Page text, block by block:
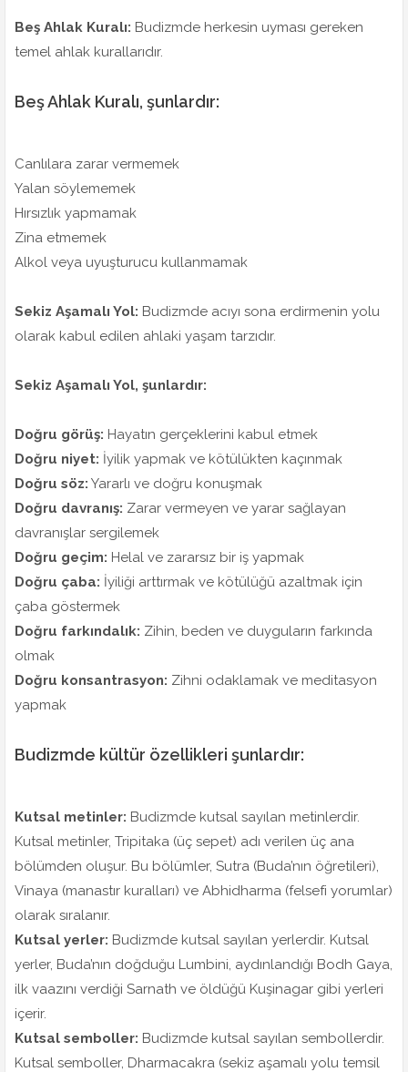
Beş Ahlak Kuralı: Budizmde herkesin uyması gereken
temel ahlak kurallarıdır.
Beş Ahlak Kuralı, şunlardır:
Canlılara zarar vermemek
Yalan söylememek
Hırsızlık yapmamak
Zina etmemek
Alkol veya uyuşturucu kullanmamak
Sekiz Aşamalı Yol: Budizmde acıyı sona erdirmenin yolu
olarak kabul edilen ahlaki yaşam tarzıdır.
Sekiz Aşamalı Yol, şunlardır:
Doğru görüş: Hayatın gerçeklerini kabul etmek
Doğru niyet: İyilik yapmak ve kötülükten kaçınmak
Doğru söz: Yararlı ve doğru konuşmak
Doğru davranış: Zarar vermeyen ve yarar sağlayan
davranışlar sergilemek
Doğru geçim: Helal ve zararsız bir iş yapmak
Doğru çaba: İyiliği arttırmak ve kötülüğü azaltmak için
çaba göstermek
Doğru farkındalık: Zihin, beden ve duyguların farkında
olmak
Doğru konsantrasyon: Zihni odaklamak ve meditasyon
yapmak
Budizmde kültür özellikleri şunlardır:
Kutsal metinler: Budizmde kutsal sayılan metinlerdir.
Kutsal metinler, Tripitaka (üç sepet) adı verilen üç ana
bölümden oluşur. Bu bölümler, Sutra (Buda’nın öğretileri),
Vinaya (manastır kuralları) ve Abhidharma (felsefi yorumlar)
olarak sıralanır.
Kutsal yerler: Budizmde kutsal sayılan yerlerdir. Kutsal
yerler, Buda’nın doğduğu Lumbini, aydınlandığı Bodh Gaya,
ilk vaazını verdiği Sarnath ve öldüğü Kuşinagar gibi yerleri
içerir.
Kutsal semboller: Budizmde kutsal sayılan sembollerdir.
Kutsal semboller, Dharmacakra (sekiz aşamalı yolu temsil